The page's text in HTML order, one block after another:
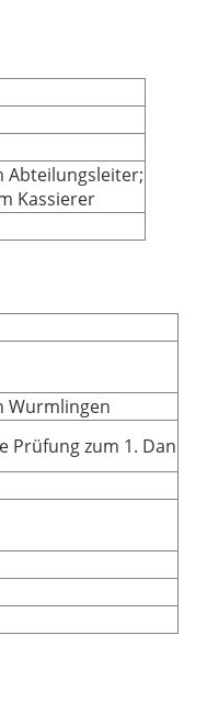
Abteilungsleiter;
Kassierer
Wurmlingen
Prüfung zum 1. Dan